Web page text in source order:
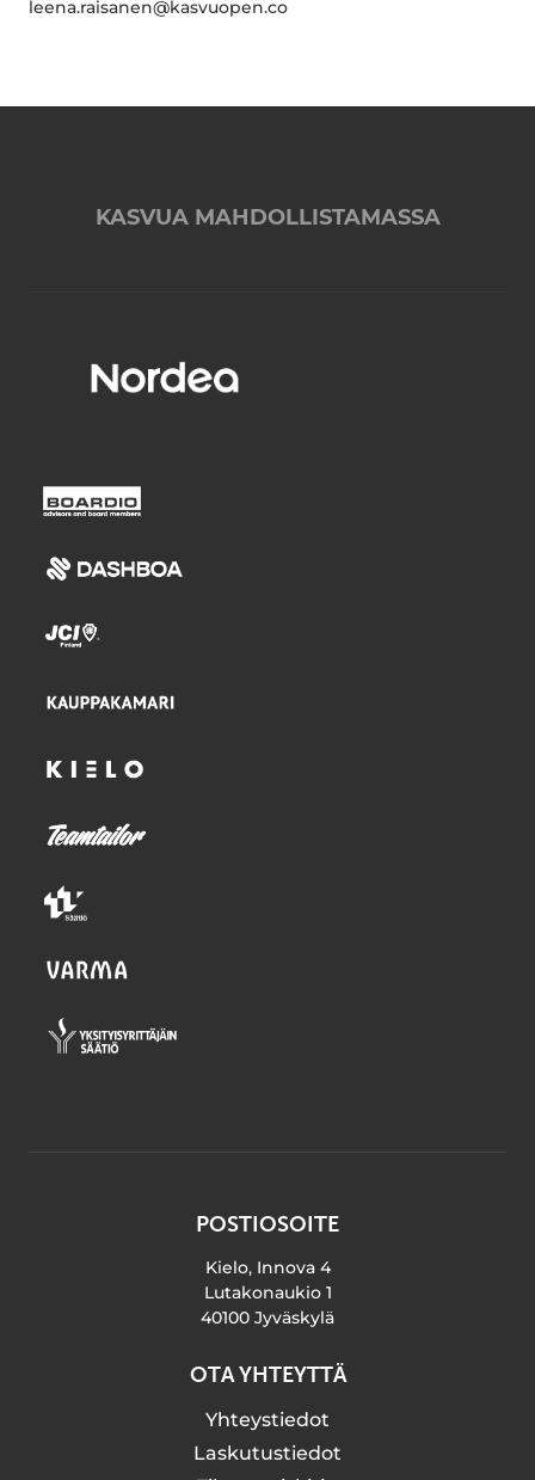
leena.raisanen@kasvuopen.co
KASVUA MAHDOLLISTAMASSA
POSTIOSOITE
Kielo, Innova 4
Lutakonaukio 1
40100 Jyväskylä
OTA YHTEYTTÄ
Yhteystiedot
Laskutustiedot